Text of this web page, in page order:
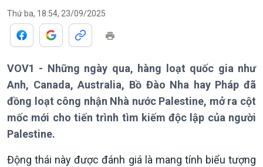
Theo dòng Thời sự
Tin Chính trị
Tin thế giới
Thứ ba, 18:54, 23/09/2025
VOV1 - Những ngày qua, hàng loạt quốc gia như
Anh, Canada, Australia, Bồ Đào Nha hay Pháp đã
đồng loạt công nhận Nhà nước Palestine, mở ra cột
mốc mới cho tiến trình tìm kiếm độc lập của người
Palestine.
Động thái này được đánh giá là mang tính biểu tượng